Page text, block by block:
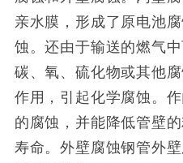
亲水膜，形成了原电池
蚀。还由于输送的燃气
碳、氧、硫化物或其他
作用，引起化学腐蚀。
的腐蚀，并能降低管壁
寿命。外壁腐蚀钢管外